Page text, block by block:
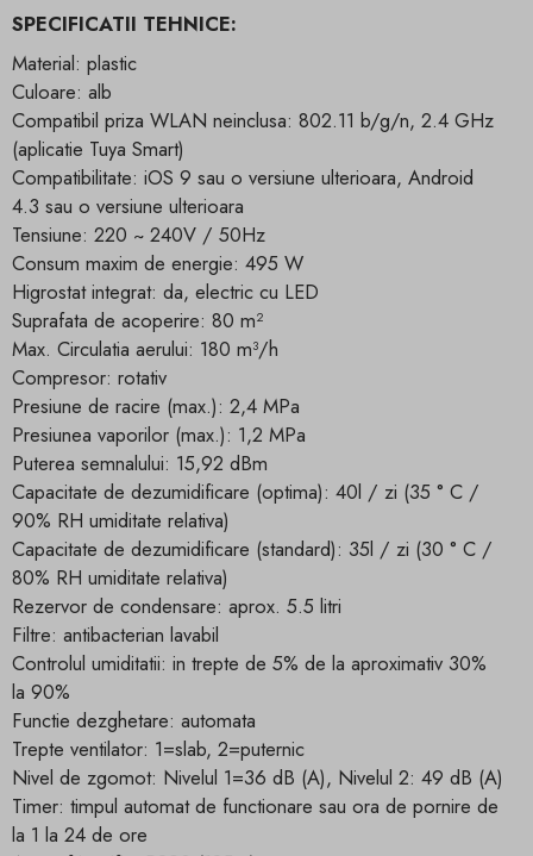
SPECIFICATII TEHNICE:
Material: plastic
Culoare: alb
Compatibil priza WLAN neinclusa: 802.11 b/g/n, 2.4 GHz
(aplicatie Tuya Smart)
Compatibilitate: iOS 9 sau o versiune ulterioara, Android
4.3 sau o versiune ulterioara
Tensiune: 220 ~ 240V / 50Hz
Consum maxim de energie: 495 W
Higrostat integrat: da, electric cu LED
Suprafata de acoperire: 80 m²
Max. Circulatia aerului: 180 m³/h
Compresor: rotativ
Presiune de racire (max.): 2,4 MPa
Presiunea vaporilor (max.): 1,2 MPa
Puterea semnalului: 15,92 dBm
Capacitate de dezumidificare (optima): 40l / zi (35 ° C /
90% RH umiditate relativa)
Capacitate de dezumidificare (standard): 35l / zi (30 ° C /
80% RH umiditate relativa)
Rezervor de condensare: aprox. 5.5 litri
Filtre: antibacterian lavabil
Controlul umiditatii: in trepte de 5% de la aproximativ 30%
la 90%
Functie dezghetare: automata
Trepte ventilator: 1=slab, 2=puternic
Nivel de zgomot: Nivelul 1=36 dB (A), Nivelul 2: 49 dB (A)
Timer: timpul automat de functionare sau ora de pornire de
la 1 la 24 de ore